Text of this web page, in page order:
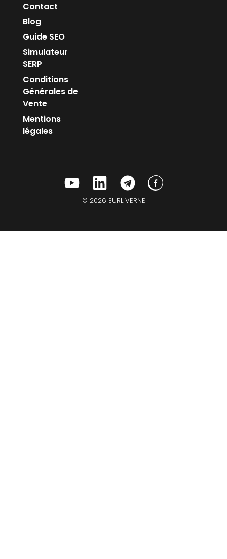
Contact
Blog
Guide SEO
Simulateur
SERP
Conditions
Générales de
Vente
Mentions
légales
© 2026 EURL VERNE